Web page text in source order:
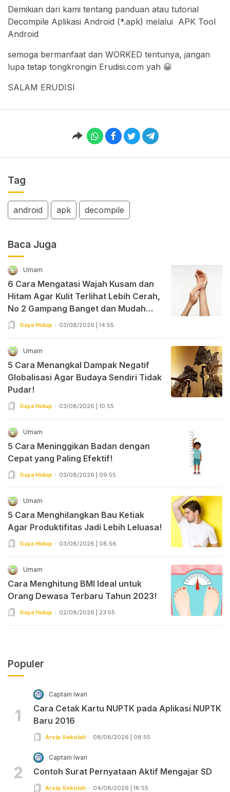
Demikian dari kami tentang panduan atau tutorial
Decompile Aplikasi Android (*.apk) melalui APK Tool
Android
semoga bermanfaat dan WORKED tentunya, jangan
lupa tetap tongkrongin Erudisi.com yah 😀
SALAM ERUDISI
Tag
android apk decompile
Baca Juga
Umam
6 Cara Mengatasi Wajah Kusam dan
Hitam Agar Kulit Terlihat Lebih Cerah,
No 2 Gampang Banget dan Mudah
Dipraktekkan!
Gaya Hidup 03/08/2026 | 14:55
Umam
5 Cara Menangkal Dampak Negatif
Globalisasi Agar Budaya Sendiri Tidak
Pudar!
Gaya Hidup 03/08/2026 | 10:55
Umam
5 Cara Meninggikan Badan dengan
Cepat yang Paling Efektif!
Gaya Hidup 03/08/2026 | 09:55
Umam
5 Cara Menghilangkan Bau Ketiak
Agar Produktifitas Jadi Lebih Leluasa!
Gaya Hidup 03/08/2026 | 08:56
Umam
Cara Menghitung BMI Ideal untuk
Orang Dewasa Terbaru Tahun 2023!
Gaya Hidup 02/08/2026 | 23:55
Populer
1
Captain Iwan
Cara Cetak Kartu NUPTK pada Aplikasi NUPTK
Baru 2016
Arsip Sekolah 08/08/2026 | 08:55
2
Captain Iwan
Contoh Surat Pernyataan Aktif Mengajar SD
Arsip Sekolah 04/08/2026 | 18:55